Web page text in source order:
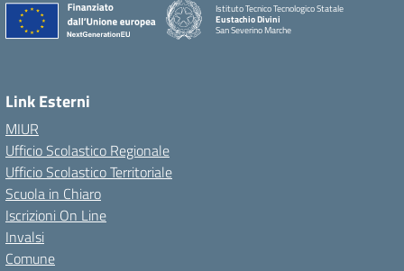
Istituto Tecnico Tecnologico Statale
Eustachio Divini
San Severino Marche
Link Esterni
MIUR
Ufficio Scolastico Regionale
Ufficio Scolastico Territoriale
Scuola in Chiaro
Iscrizioni On Line
Invalsi
Comune